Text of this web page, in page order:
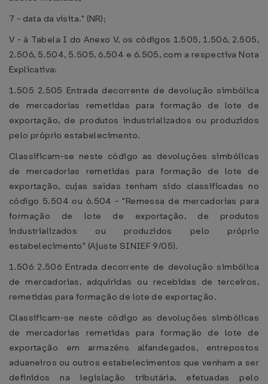
7 - data da visita." (NR);
V - à Tabela I do Anexo V, os códigos 1.505, 1.506, 2.505,
2.506, 5.504, 5.505, 6.504 e 6.505, com a respectiva Nota
Explicativa:
1.505 2.505 Entrada decorrente de devolução simbólica
de mercadorias remetidas para formação de lote de
exportação, de produtos industrializados ou produzidos
pelo próprio estabelecimento.
Classificam-se neste código as devoluções simbólicas
de mercadorias remetidas para formação de lote de
exportação, cujas saídas tenham sido classificadas no
código 5.504 ou 6.504 - "Remessa de mercadorias para
formação de lote de exportação, de produtos
industrializados ou produzidos pelo próprio
estabelecimento" (Ajuste SINIEF 9/05).
1.506 2.506 Entrada decorrente de devolução simbólica
de mercadorias, adquiridas ou recebidas de terceiros,
remetidas para formação de lote de exportação.
Classificam-se neste código as devoluções simbólicas
de mercadorias remetidas para formação de lote de
exportação em armazéns alfandegados, entrepostos
aduaneiros ou outros estabelecimentos que venham a ser
definidos na legislação tributária, efetuadas pelo